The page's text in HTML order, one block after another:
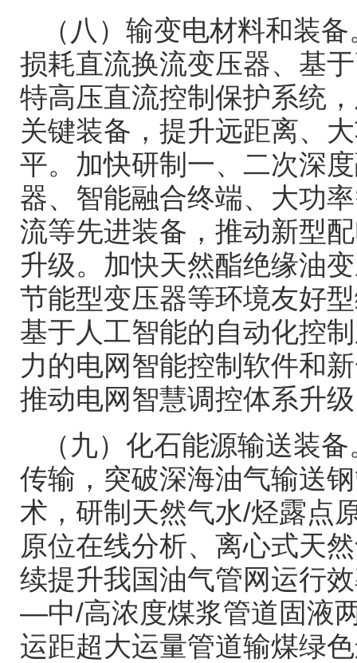
（八）输变电材料和装
损耗直流换流变压器、基
特高压直流控制保护系统
关键装备，提升远距离、
平。加快研制一、二次深
器、智能融合终端、大功
流等先进装备，推动新型
升级。加快天然酯绝缘油
节能型变压器等环境友好
基于人工智能的自动化控
力的电网智能控制软件和
推动电网智慧调控体系升
（九）化石能源输送装
传输，突破深海油气输送
术，研制天然气水/烃露点
原位在线分析、离心式天
续提升我国油气管网运行
—中/高浓度煤浆管道固液
运距超大运量管道输煤绿